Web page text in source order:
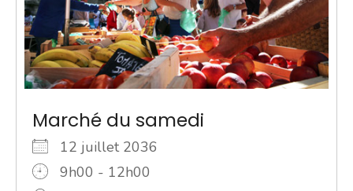
Marché du samedi
12 juillet 2036
9h00 - 12h00